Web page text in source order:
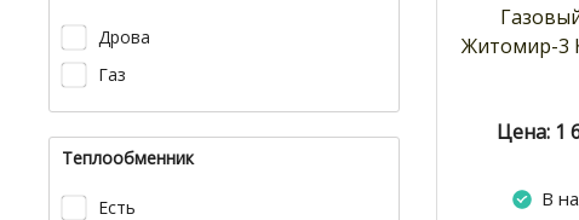
Дрова
Газ
Теплообменник
Есть
Житомир-3
Цена: 1
В